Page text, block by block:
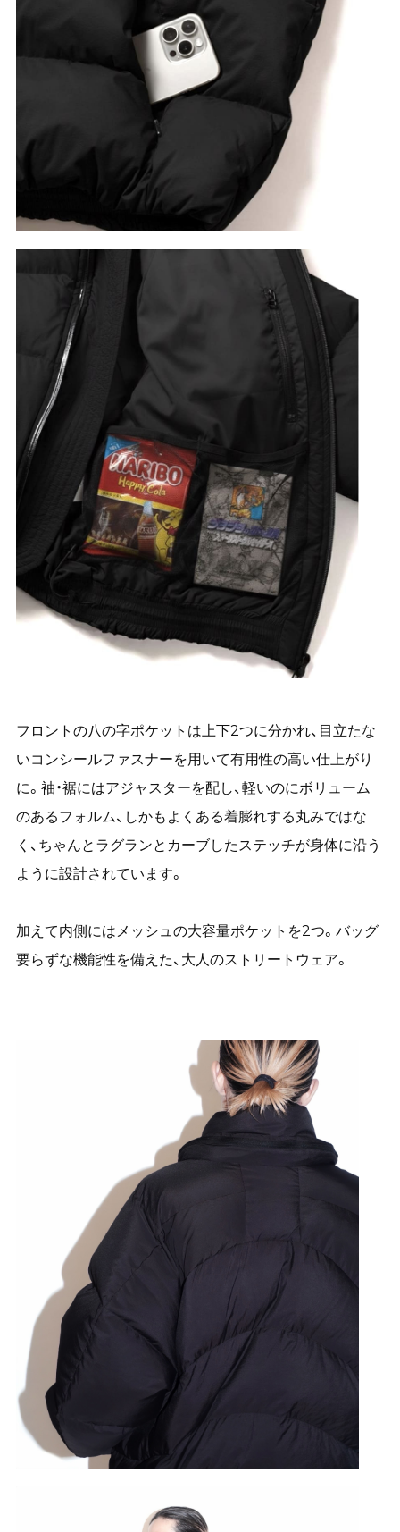
フロントの八の字ポケットは上下2つに分かれ、目立たな
いコンシールファスナーを用いて有用性の高い仕上がり
に。袖・裾にはアジャスターを配し、軽いのにボリューム
のあるフォルム、しかもよくある着膨れする丸みではな
く、ちゃんとラグランとカーブしたステッチが身体に沿う
ように設計されています。
加えて内側にはメッシュの大容量ポケットを2つ。バッグ
要らずな機能性を備えた、大人のストリートウェア。